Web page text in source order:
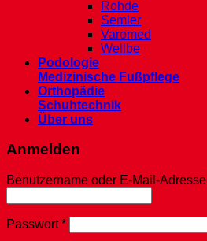
Rohde
Semler
Varomed
Wellbe
Podologie
Medizinische Fußpflege
Orthopädie
Schuhtechnik
Über uns
Anmelden
Benutzername oder E-Mail-Adresse
Passwort*Erforderlich